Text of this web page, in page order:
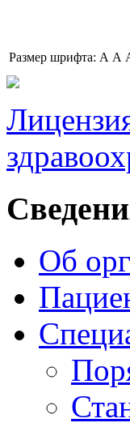
Размер шрифта: A A
Об